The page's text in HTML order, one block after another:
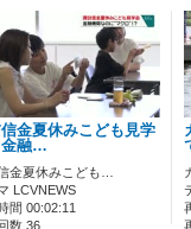
金夏休みこども見学
融…
金夏休みこども…
LCVNEWS
間 00:02:11
数 36